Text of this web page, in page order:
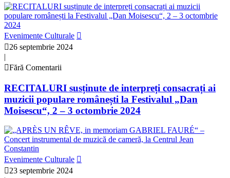
Evenimente Culturale
26 septembrie 2024
|
Fără Comentarii
RECITALURI susținute de interpreți consacrați ai
muzicii populare românești la Festivalul „Dan
Moisescu“, 2 – 3 octombrie 2024
Evenimente Culturale
23 septembrie 2024